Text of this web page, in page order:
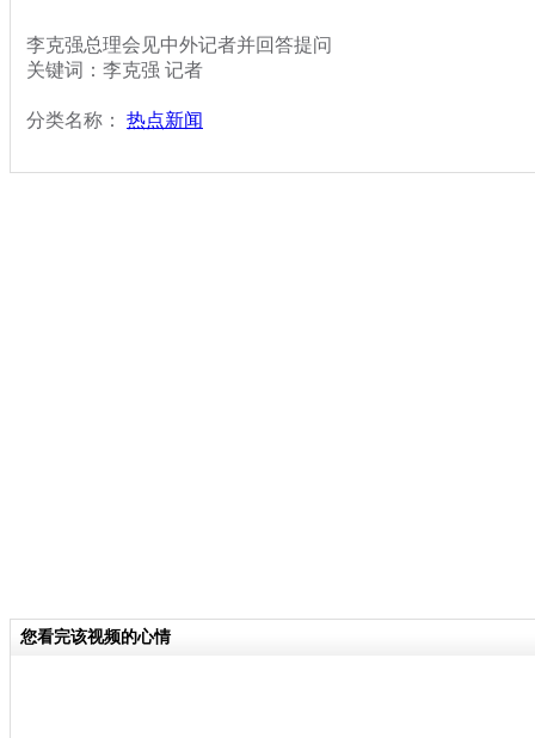
李克强总理会见中外记者并回答提问
关键词：李克强 记者
分类名称： 热点新闻
您看完该视频的心情